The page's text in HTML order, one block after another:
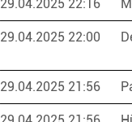
29.04.2025 22:16
29.04.2025 22:00
29.04.2025 21:56